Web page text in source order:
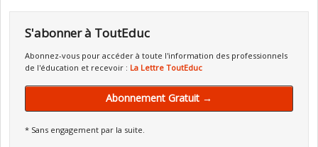
S'abonner à ToutEduc
Abonnez-vous pour accéder à toute l'information des professionnels
de l'éducation et recevoir : La Lettre ToutEduc
Abonnement Gratuit →
* Sans engagement par la suite.